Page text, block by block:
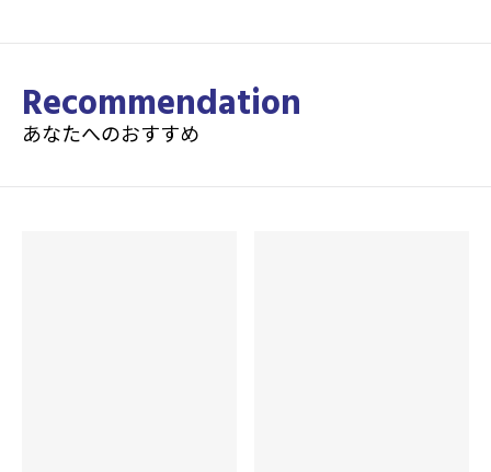
Recommendation
あなたへのおすすめ